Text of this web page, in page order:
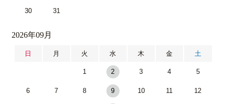
30 31
2026年09月
日 月 火 水 木 金 土
1 2 3 4 5
6 7 8 9 10 11 12